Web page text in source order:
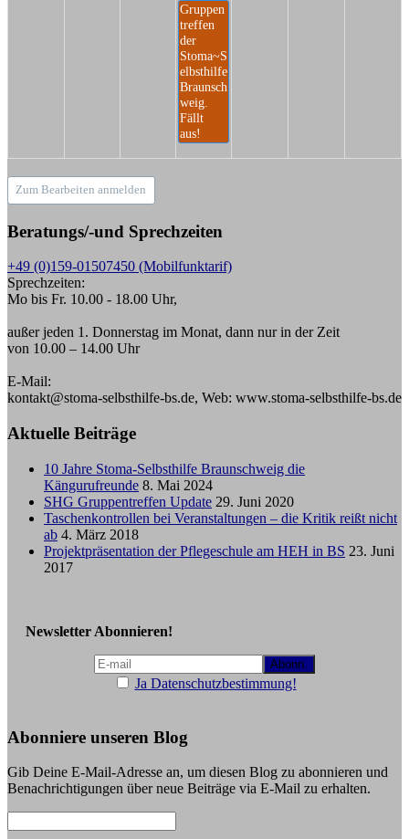
Gruppen
treffen
der
Stoma~S
elbsthilfe
Braunsch
weig.
Fällt
aus!
Zum Bearbeiten anmelden
Beratungs/-und Sprechzeiten
+49 (0)159-01507450 (Mobilfunktarif)
Sprechzeiten:
Mo bis Fr. 10.00 - 18.00 Uhr,
außer jeden 1. Donnerstag im Monat, dann nur in der Zeit
von 10.00 – 14.00 Uhr
E-Mail:
kontakt@stoma-selbsthilfe-bs.de, Web: www.stoma-selbsthilfe-bs.de
Aktuelle Beiträge
10 Jahre Stoma-Selbsthilfe Braunschweig die
Kängurufreunde 8. Mai 2024
SHG Gruppentreffen Update 29. Juni 2020
Taschenkontrollen bei Veranstaltungen – die Kritik reißt nicht
ab 4. März 2018
Projektpräsentation der Pflegeschule am HEH in BS 23. Juni
2017
Newsletter Abonnieren!
Ja Datenschutzbestimmung!
Abonniere unseren Blog
Gib Deine E-Mail-Adresse an, um diesen Blog zu abonnieren und
Benachrichtigungen über neue Beiträge via E-Mail zu erhalten.
Mail-